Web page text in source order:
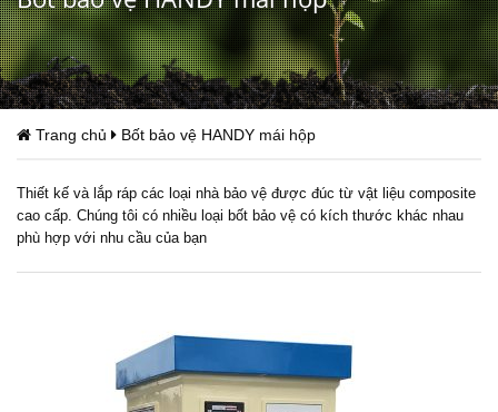
Trang chủ Bốt bảo vệ HANDY mái hộp
Thiết kế và lắp ráp các loại nhà bảo vệ được đúc từ vật liệu composite
cao cấp. Chúng tôi có nhiều loại bốt bảo vệ có kích thước khác nhau
phù hợp với nhu cầu của bạn